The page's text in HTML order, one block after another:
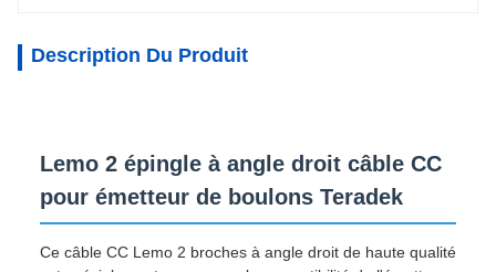
Description Du Produit
Lemo 2 épingle à angle droit câble CC
pour émetteur de boulons Teradek
Ce câble CC Lemo 2 broches à angle droit de haute qualité